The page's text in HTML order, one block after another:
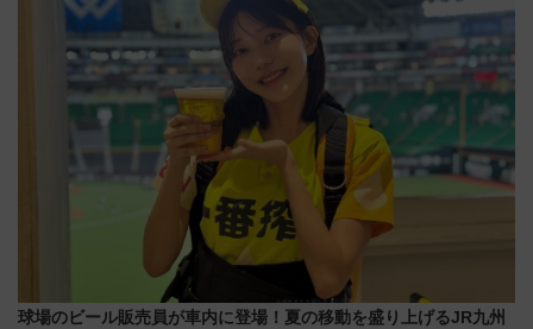
感じながら「ととのう」新感覚
球場のビール販売員が車内に登場！夏の移動を盛り上げるJR九州